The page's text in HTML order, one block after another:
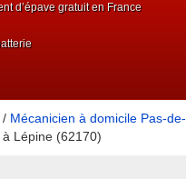
d’épave gratuit en France
/ Mécanicien à domicile Pas-
Lépine (62170)